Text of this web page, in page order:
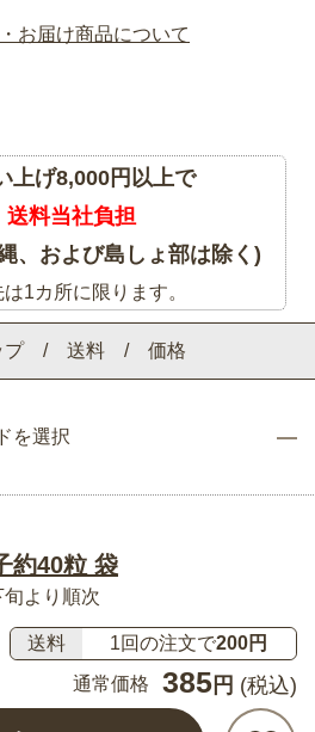
プ / 送料 / 価格
を選択
約40粒 袋
より順次
送料 1回の注文で200円
通常価格
385 円 (税込)
お届け商品について
上げ8,000円以上で
送料当社負担
、および島しょ部は除く)
1カ所に限ります。